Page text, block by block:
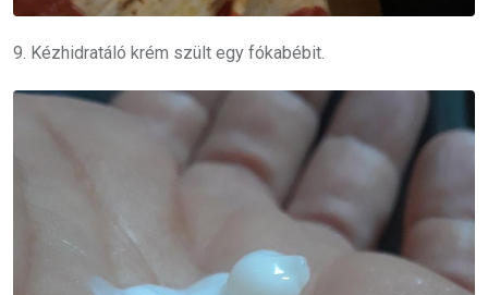
9. Kézhidratáló krém szült egy fókabébit.